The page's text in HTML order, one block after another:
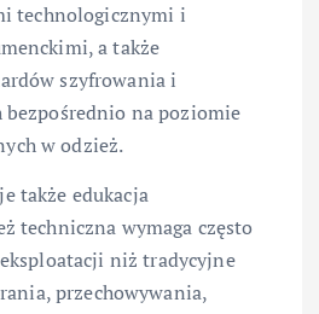
technologicznymi i
a także
szyfrowania i
na poziomie
w odzież.
także edukacja
techniczna wymaga często
niż tradycyjne
przechowywania,